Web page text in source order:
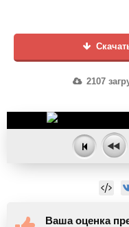
2107
Ваша оценка